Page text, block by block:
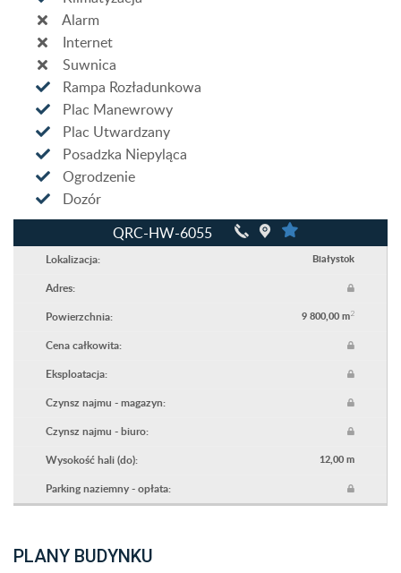
Alarm
Internet
Suwnica
Rampa Rozładunkowa
Plac Manewrowy
Plac Utwardzany
Posadzka Niepyląca
Ogrodzenie
Dozór
QRC-HW-6055
Lokalizacja: Białystok
Adres:
Powierzchnia:
9 800,00 m2
Cena całkowita:
Eksploatacja:
Czynsz najmu - magazyn:
Czynsz najmu - biuro:
Wysokość hali (do):
12,00 m
Parking naziemny - opłata:
PLANY BUDYNKU